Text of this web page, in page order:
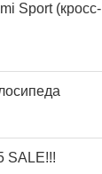
Sport (кросс-
SALE!!!